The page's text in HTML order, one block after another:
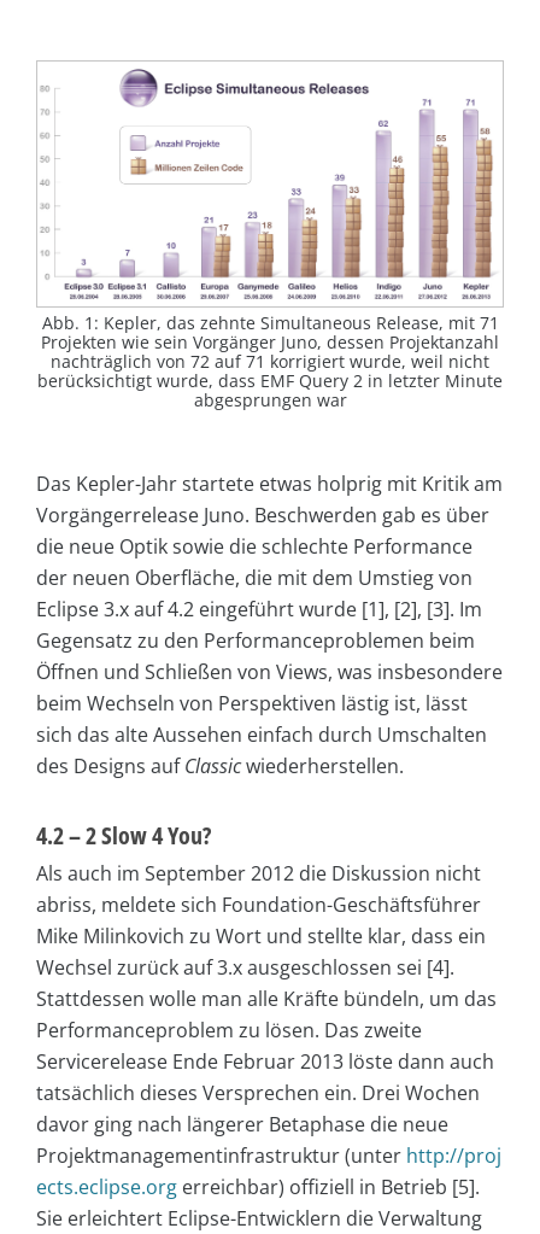
Abb. 1: Kepler, das zehnte Simultaneous Release, mit 71
Projekten wie sein Vorgänger Juno, dessen Projektanzahl
nachträglich von 72 auf 71 korrigiert wurde, weil nicht
berücksichtigt wurde, dass EMF Query 2 in letzter Minute
abgesprungen war
Das Kepler-Jahr startete etwas holprig mit Kritik am
Vorgängerrelease Juno. Beschwerden gab es über
die neue Optik sowie die schlechte Performance
der neuen Oberfläche, die mit dem Umstieg von
Eclipse 3.x auf 4.2 eingeführt wurde [1], [2], [3]. Im
Gegensatz zu den Performanceproblemen beim
Öffnen und Schließen von Views, was insbesondere
beim Wechseln von Perspektiven lästig ist, lässt
sich das alte Aussehen einfach durch Umschalten
des Designs aufClassicwiederherstellen.
4.2 – 2 Slow 4 You?
Als auch im September 2012 die Diskussion nicht
abriss, meldete sich Foundation-Geschäftsführer
Mike Milinkovich zu Wort und stellte klar, dass ein
Wechsel zurück auf 3.x ausgeschlossen sei [4].
Stattdessen wolle man alle Kräfte bündeln, um das
Performanceproblem zu lösen. Das zweite
Servicerelease Ende Februar 2013 löste dann auch
tatsächlich dieses Versprechen ein. Drei Wochen
davor ging nach längerer Betaphase die neue
Projektmanagementinfrastruktur (unter http://proj
ects.eclipse.org erreichbar) offiziell in Betrieb [5].
Sie erleichtert Eclipse-Entwicklern die Verwaltung